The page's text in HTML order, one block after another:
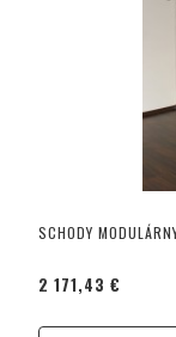
SCHODY
2 171,43 €